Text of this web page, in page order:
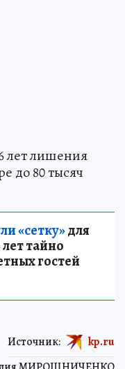
лет лишения
до 80 тысяч
«сетку»для
тайно
гостей
Источник: kp.ru